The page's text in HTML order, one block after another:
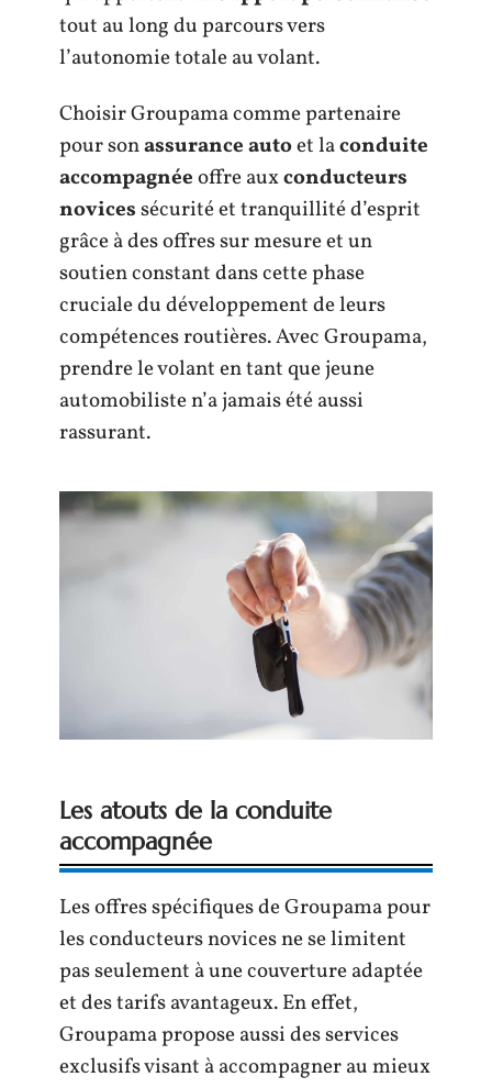
tout au long du parcours vers
l’autonomie totale au volant.
Choisir Groupama comme partenaire
pour sonassurance autoet laconduite
accompagnéeoffre auxconducteurs
novicessécurité et tranquillité d’esprit
grâce à des offres sur mesure et un
soutien constant dans cette phase
cruciale du développement de leurs
compétences routières. Avec Groupama,
prendre le volant en tant que jeune
automobiliste n’a jamais été aussi
rassurant.
Les atouts de la conduite
accompagnée
Les offres spécifiques de Groupama pour
les conducteurs novices ne se limitent
pas seulement à une couverture adaptée
et des tarifs avantageux. En effet,
Groupama propose aussi des services
exclusifs visant à accompagner au mieux